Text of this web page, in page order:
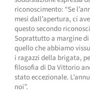
riconoscimento: “Se
mesi dall’apertura, ci
questo secondo
Soprattutto a margine
quello che abbiamo
i ragazzi della brigata,
filosofia di Da Vittorio
stato eccezionale.
noi”.